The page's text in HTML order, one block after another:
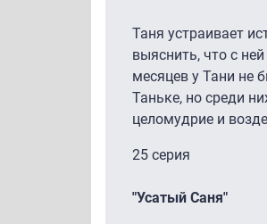
Таня устраивает
выяснить, что с
месяцев у Тани не
Таньке, но среди
целомудрие и
25 серия
"Усатый Саня"